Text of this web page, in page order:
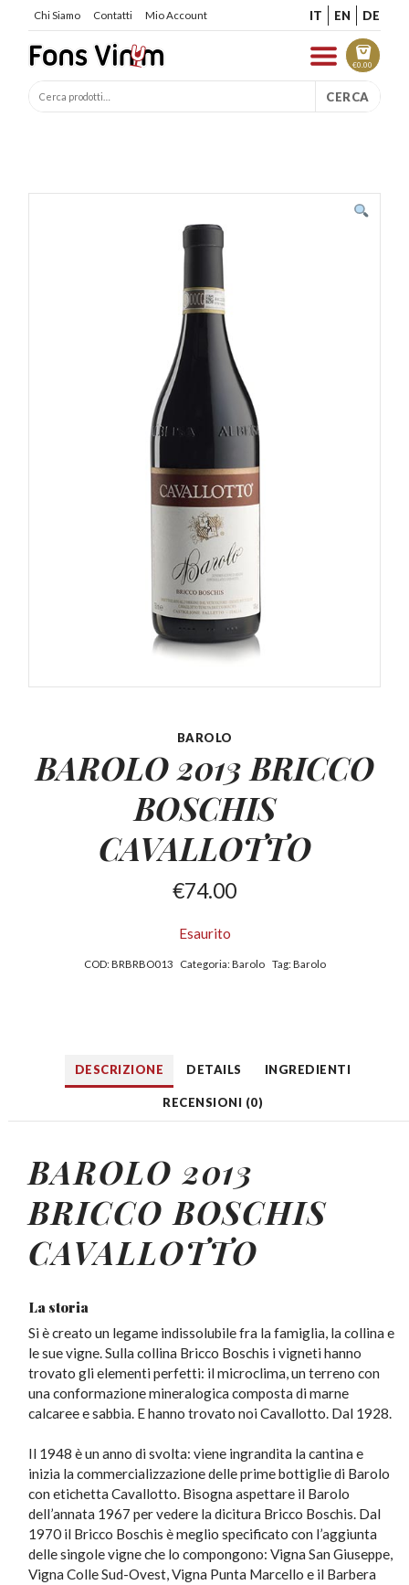
Chi Siamo Contatti Mio Account IT EN DE
€0.00
CERCA
BAROLO
BAROLO 2013 BRICCO
BOSCHIS
CAVALLOTTO
€74.00
Esaurito
COD: BRBRBO013 Categoria: Barolo Tag: Barolo
DESCRIZIONE DETAILS INGREDIENTI
RECENSIONI (0)
BAROLO 2013
BRICCO BOSCHIS
CAVALLOTTO
La storia
Si è creato un legame indissolubile fra la famiglia, la collina e
le sue vigne. Sulla collina Bricco Boschis i vigneti hanno
trovato gli elementi perfetti: il microclima, un terreno con
una conformazione mineralogica composta di marne
calcaree e sabbia. E hanno trovato noi Cavallotto. Dal 1928.
Il 1948 è un anno di svolta: viene ingrandita la cantina e
inizia la commercializzazione delle prime bottiglie di Barolo
con etichetta Cavallotto. Bisogna aspettare il Barolo
dell’annata 1967 per vedere la dicitura Bricco Boschis. Dal
1970 il Bricco Boschis è meglio specificato con l’aggiunta
delle singole vigne che lo compongono: Vigna San Giuseppe,
Vigna Colle Sud-Ovest, Vigna Punta Marcello e il Barbera